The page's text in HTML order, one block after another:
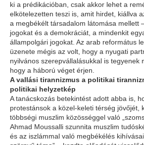
ki a prédikációban, csak akkor lehet a
elkötelezetten teszi is, amit hirdet, kiállva
a megbékélt társadalom látomása mellett
jogokat és a demokráciát, a mindenkit
állampolgári jogokat. Az arab református
üzenete mégis az volt, hogy a nyugati
nyilvános szerepvállalásukkal is tegyenek
hogy a háború véget érjen.
A vallási tirannizmus a politikai
politikai helyzetkép
A tanácskozás betekintést adott abba is,
protestánsok a közel-keleti térség jövőjét,
többségi muszlim közösséggel való
Ahmad Moussalli szunnita muszlim
és az iszlámmal való megbékélés